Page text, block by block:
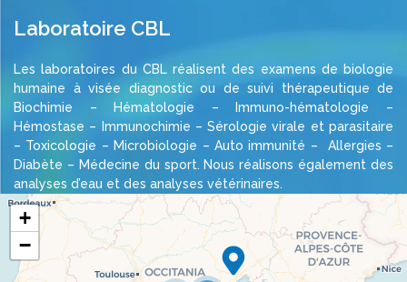
Laboratoire CBL
Les laboratoires du CBL réalisent des examens de biologie
humaine à visée diagnostic ou de suivi thérapeutique de
Biochimie – Hématologie – Immuno-hématologie –
Hémostase – Immunochimie – Sérologie virale et parasitaire
– Toxicologie – Microbiologie – Auto immunité – Allergies –
Diabète – Médecine du sport. Nous réalisons également des
analyses d’eau et des analyses vétérinaires.
+
−